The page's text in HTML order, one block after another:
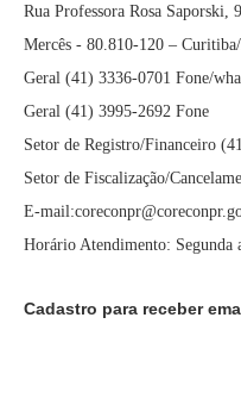
Rua Professora Rosa Saporski,
Mercês - 80.810-120 –
Geral (41) 3336-0701 Fone/
Geral (41) 3995-2692 Fone
Setor de Registro/Financeiro
Setor de Fiscalização/
E-
Horário Atendimento: Segunda
Cadastro para receber